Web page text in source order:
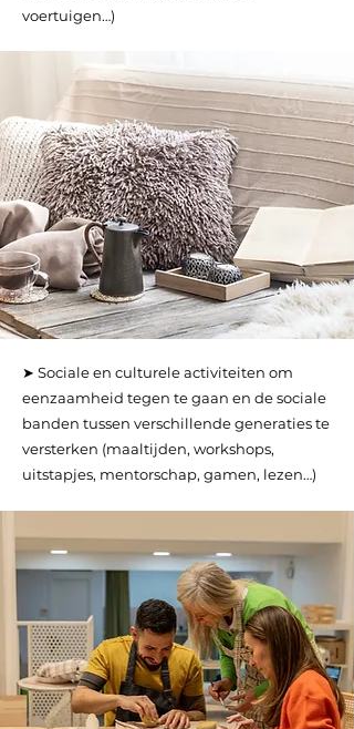
voertuigen…)
➤ Sociale en culturele activiteiten om
eenzaamheid tegen te gaan en de sociale
banden tussen verschillende generaties te
versterken (maaltijden, workshops,
uitstapjes, mentorschap, gamen, lezen…)